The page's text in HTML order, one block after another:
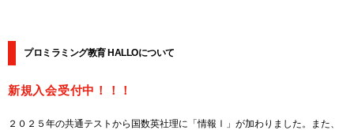
プロミラミング教育 HALLOについて
新規入会受付中！！！
２０２５年の共通テストから国数英社理に「情報Ⅰ」が加わりました。また、